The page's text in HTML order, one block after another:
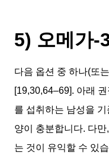
5) 오메가-
다음 옵션 중 하나(또
[19,30,64–69]. 아래
를 섭취하는 남성을
양이 충분합니다. 다
는 것이 유익할 수 있